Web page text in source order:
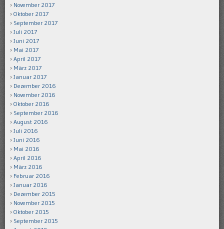
November 2017
Oktober 2017
September 2017
Juli 2017
Juni 2017
Mai 2017
April 2017
März 2017
Januar 2017
Dezember 2016
November 2016
Oktober 2016
September 2016
August 2016
Juli 2016
Juni 2016
Mai 2016
April 2016
März 2016
Februar 2016
Januar 2016
Dezember 2015
November 2015
Oktober 2015
September 2015